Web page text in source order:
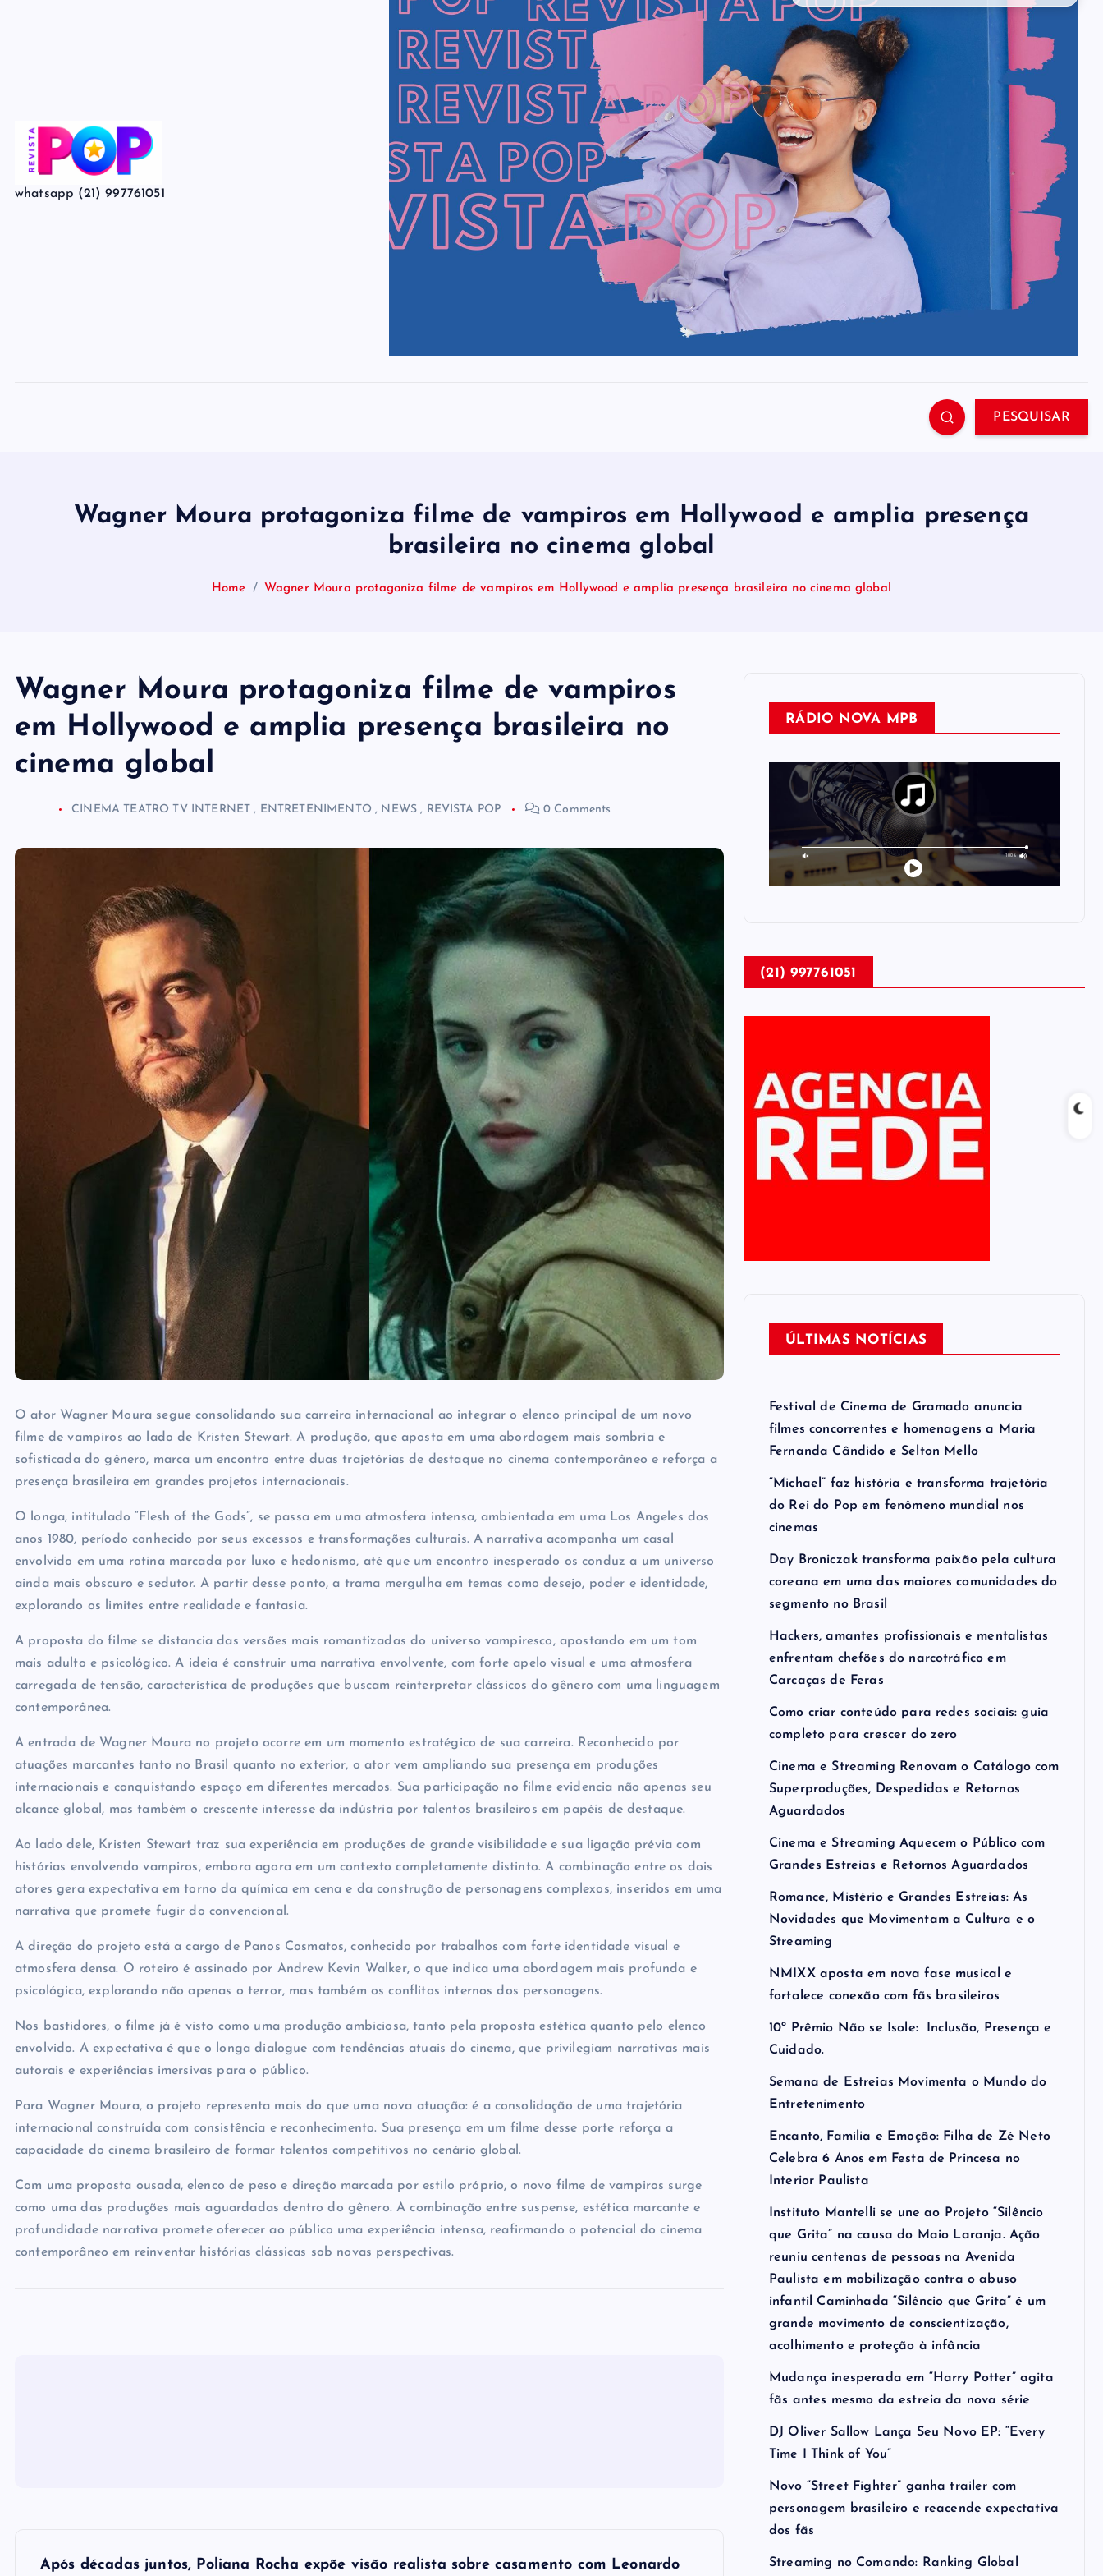
whatsapp (21) 997761051
PESQUISAR
Wagner Moura protagoniza filme de vampiros em Hollywood e amplia presença
brasileira no cinema global
Home Wagner Moura protagoniza filme de vampiros em Hollywood e amplia presença brasileira no cinema global
Wagner Moura protagoniza filme de vampiros
em Hollywood e amplia presença brasileira no
cinema global
CINEMA TEATRO TV INTERNET , ENTRETENIMENTO , NEWS , REVISTA POP 0 Comments
O ator Wagner Moura segue consolidando sua carreira internacional ao integrar o elenco principal de um novo
filme de vampiros ao lado de Kristen Stewart. A produção, que aposta em uma abordagem mais sombria e
sofisticada do gênero, marca um encontro entre duas trajetórias de destaque no cinema contemporâneo e reforça a
presença brasileira em grandes projetos internacionais.
O longa, intitulado “Flesh of the Gods”, se passa em uma atmosfera intensa, ambientada em uma Los Angeles dos
anos 1980, período conhecido por seus excessos e transformações culturais. A narrativa acompanha um casal
envolvido em uma rotina marcada por luxo e hedonismo, até que um encontro inesperado os conduz a um universo
ainda mais obscuro e sedutor. A partir desse ponto, a trama mergulha em temas como desejo, poder e identidade,
explorando os limites entre realidade e fantasia.
A proposta do filme se distancia das versões mais romantizadas do universo vampiresco, apostando em um tom
mais adulto e psicológico. A ideia é construir uma narrativa envolvente, com forte apelo visual e uma atmosfera
carregada de tensão, característica de produções que buscam reinterpretar clássicos do gênero com uma linguagem
contemporânea.
A entrada de Wagner Moura no projeto ocorre em um momento estratégico de sua carreira. Reconhecido por
atuações marcantes tanto no Brasil quanto no exterior, o ator vem ampliando sua presença em produções
internacionais e conquistando espaço em diferentes mercados. Sua participação no filme evidencia não apenas seu
alcance global, mas também o crescente interesse da indústria por talentos brasileiros em papéis de destaque.
Ao lado dele, Kristen Stewart traz sua experiência em produções de grande visibilidade e sua ligação prévia com
histórias envolvendo vampiros, embora agora em um contexto completamente distinto. A combinação entre os dois
atores gera expectativa em torno da química em cena e da construção de personagens complexos, inseridos em uma
narrativa que promete fugir do convencional.
A direção do projeto está a cargo de Panos Cosmatos, conhecido por trabalhos com forte identidade visual e
atmosfera densa. O roteiro é assinado por Andrew Kevin Walker, o que indica uma abordagem mais profunda e
psicológica, explorando não apenas o terror, mas também os conflitos internos dos personagens.
Nos bastidores, o filme já é visto como uma produção ambiciosa, tanto pela proposta estética quanto pelo elenco
envolvido. A expectativa é que o longa dialogue com tendências atuais do cinema, que privilegiam narrativas mais
autorais e experiências imersivas para o público.
Para Wagner Moura, o projeto representa mais do que uma nova atuação: é a consolidação de uma trajetória
internacional construída com consistência e reconhecimento. Sua presença em um filme desse porte reforça a
capacidade do cinema brasileiro de formar talentos competitivos no cenário global.
Com uma proposta ousada, elenco de peso e direção marcada por estilo próprio, o novo filme de vampiros surge
como uma das produções mais aguardadas dentro do gênero. A combinação entre suspense, estética marcante e
profundidade narrativa promete oferecer ao público uma experiência intensa, reafirmando o potencial do cinema
contemporâneo em reinventar histórias clássicas sob novas perspectivas.
NApós décadas juntos, Poliana Rocha expõe visão realista sobre casamento com Leonardo
RÁDIO NOVA MPB
(21) 997761051
ÚLTIMAS NOTÍCIAS
Festival de Cinema de Gramado anuncia
filmes concorrentes e homenagens a Maria
Fernanda Cândido e Selton Mello
“Michael” faz história e transforma trajetória
do Rei do Pop em fenômeno mundial nos
cinemas
Day Broniczak transforma paixão pela cultura
coreana em uma das maiores comunidades do
segmento no Brasil
Hackers, amantes profissionais e mentalistas
enfrentam chefões do narcotráfico em
Carcaças de Feras
Como criar conteúdo para redes sociais: guia
completo para crescer do zero
Cinema e Streaming Renovam o Catálogo com
Superproduções, Despedidas e Retornos
Aguardados
Cinema e Streaming Aquecem o Público com
Grandes Estreias e Retornos Aguardados
Romance, Mistério e Grandes Estreias: As
Novidades que Movimentam a Cultura e o
Streaming
NMIXX aposta em nova fase musical e
fortalece conexão com fãs brasileiros
10º Prêmio Não se Isole: Inclusão, Presença e
Cuidado.
Semana de Estreias Movimenta o Mundo do
Entretenimento
Encanto, Família e Emoção: Filha de Zé Neto
Celebra 6 Anos em Festa de Princesa no
Interior Paulista
Instituto Mantelli se une ao Projeto “Silêncio
que Grita” na causa do Maio Laranja. Ação
reuniu centenas de pessoas na Avenida
Paulista em mobilização contra o abuso
infantil Caminhada “Silêncio que Grita” é um
grande movimento de conscientização,
acolhimento e proteção à infância
Mudança inesperada em “Harry Potter” agita
fãs antes mesmo da estreia da nova série
DJ Oliver Sallow Lança Seu Novo EP: “Every
Time I Think of You”
Novo “Street Fighter” ganha trailer com
personagem brasileiro e reacende expectativa
dos fãs
Streaming no Comando: Ranking Global